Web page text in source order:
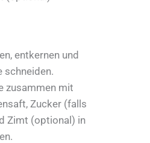
entkernen und
schneiden.
zusammen mit
Zucker (falls
Zimt (optional) in